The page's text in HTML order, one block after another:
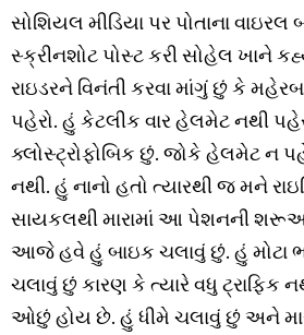
સોશિયલ મીડિયા પર પોતાના વાઇરલ
સ્ક્રીનશોટ પોસ્ટ કરી સોહેલ ખાને
રાઇડરને વિનંતી કરવા માંગું છું કે
પહેરો. હું કેટલીક વાર હેલમેટ નથી
ક્લોસ્ટ્રોફોબિક છું. જોકે હેલમેટ ન
નથી. હું નાનો હતો ત્યારથી જ મને
સાયકલથી મારામાં આ પેશનની
આજે હવે હું બાઇક ચલાવું છું. હું મોટા
ચલાવું છું કારણ કે ત્યારે વધુ ટ્રાફિક
ઓછું હોય છે. હું ધીમે ચલાવું છું અને